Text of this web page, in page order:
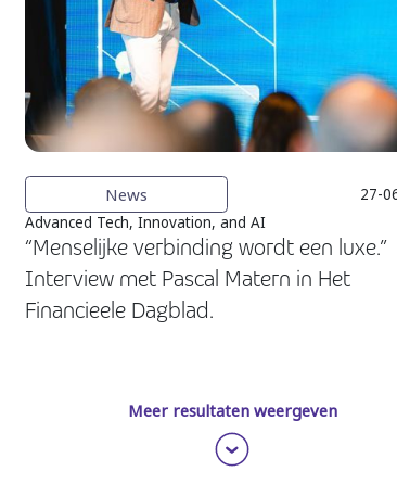
News
27-
Advanced Tech, Innovation, and AI
“Menselijke verbinding wordt een luxe.”
Interview met Pascal Matern in Het
Financieele Dagblad.
Meer resultaten weergeven